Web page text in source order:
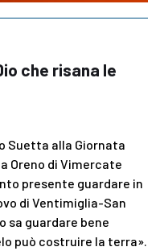
che risana le
Suetta alla Giornata
Oreno di Vimercate
presente guardare in
di Ventimiglia-San
sa guardare bene
può costruire la terra».